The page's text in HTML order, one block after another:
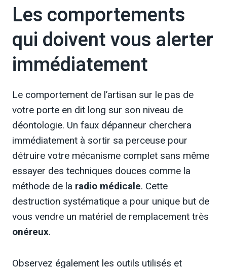
Les comportements
qui doivent vous alerter
immédiatement
Le comportement de l’artisan sur le pas de
votre porte en dit long sur son niveau de
déontologie. Un faux dépanneur cherchera
immédiatement à sortir sa perceuse pour
détruire votre mécanisme complet sans même
essayer des techniques douces comme la
méthode de la radio médicale. Cette
destruction systématique a pour unique but de
vous vendre un matériel de remplacement très
onéreux.
Observez également les outils utilisés et